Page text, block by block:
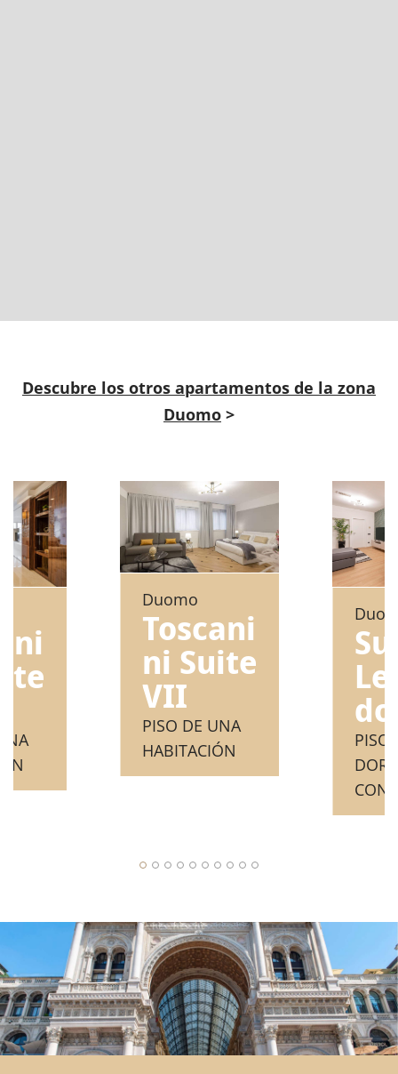
Descubre los otros apartamentos de la zona
Duomo >
Duomo
Toscani
ni Suite
VII
PISO DE UNA
HABITACIÓN
do
PISO
CON